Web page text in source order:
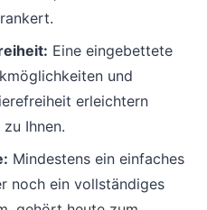
Eine eingebettete
und
erleichtern
Ihnen.
Mindestens ein einfaches
noch ein vollständiges